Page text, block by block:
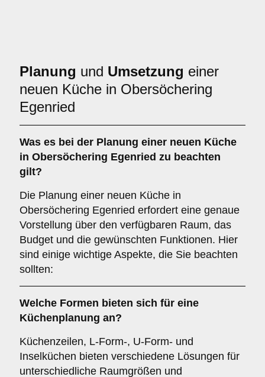
Planung und Umsetzung einer
neuen Küche in Obersöchering
Egenried
Was es bei der Planung einer neuen Küche
in Obersöchering Egenried zu beachten
gilt?
Die Planung einer neuen Küche in
Obersöchering Egenried erfordert eine genaue
Vorstellung über den verfügbaren Raum, das
Budget und die gewünschten Funktionen. Hier
sind einige wichtige Aspekte, die Sie beachten
sollten:
Welche Formen bieten sich für eine
Küchenplanung an?
Küchenzeilen, L-Form-, U-Form- und
Inselküchen bieten verschiedene Lösungen für
unterschiedliche Raumgrößen und